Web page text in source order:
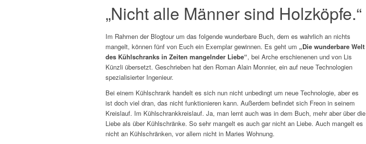
„Nicht alle Männer sind Holzköpfe.“
Im Rahmen der Blogtour um das folgende wunderbare Buch, dem es wahrlich an nichts
mangelt, können fünf von Euch ein Exemplar gewinnen. Es geht um „Die wunderbare Welt
des Kühlschranks in Zeiten mangelnder Liebe“, bei Arche erschienenen und von Lis
Künzli übersetzt. Geschrieben hat den Roman Alain Monnier, ein auf neue Technologien
spezialisierter Ingenieur.
Bei einem Kühlschrank handelt es sich nun nicht unbedingt um neue Technologie, aber es
ist doch viel dran, das nicht funktionieren kann. Außerdem befindet sich Freon in seinem
Kreislauf. Im Kühlschrankkreislauf. Ja, man lernt auch was in dem Buch, mehr aber über die
Liebe als über Kühlschränke. So sehr mangelt es auch gar nicht an Liebe. Auch mangelt es
nicht an Kühlschränken, vor allem nicht in Maries Wohnung.